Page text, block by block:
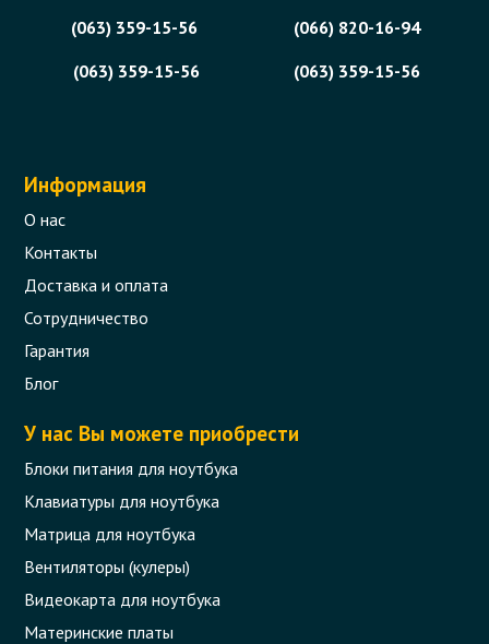
(063) 359-15-56
(066) 820-16-94
(063) 359-15-56
(063) 359-15-56
Информация
О нас
Контакты
Доставка и оплата
Сотрудничество
Гарантия
Блог
У нас Вы можете приобрести
Блоки питания для ноутбука
Клавиатуры для ноутбука
Матрица для ноутбука
Вентиляторы (кулеры)
Видеокарта для ноутбука
Материнские платы